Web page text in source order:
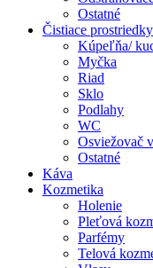
Ostatné
Čistiace prostriedky
Kúpeľňa/
Myčka
Riad
Sklo
Podlahy
WC
Osviežovač
Ostatné
Káva
Kozmetika
Holenie
Pleťová
Parfémy
Telová